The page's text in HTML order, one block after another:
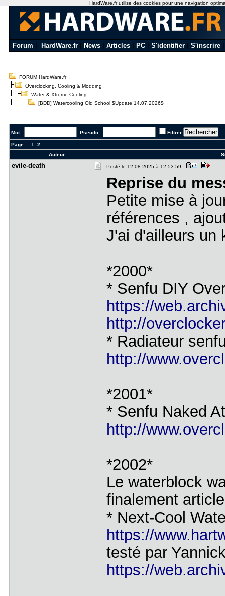
Forum HardWare.fr News Articles PC S'identifier S'inscrire
FORUM HardWare.fr
Overclocking, Cooling & Modding
Water & Xtreme Cooling
[BDD] Watercooling Old School $Update 14.07.2026$
Mot : Pseudo : Filtrer
Page : 1
2
Auteur
evile-deat​h Posté le 12-08-2025 à 12:53:59
Reprise du
Petite mise à
références ,
J'ai d'ailleurs
*2000*
* Senfu DIY
https://
http://
* Radiateur
http://
*2001*
* Senfu Naked
http://
*2002*
Le waterblock
finalement
* Next-Cool
https://
testé par
https://
HardWare.fr utilise des cookies pour une navigation